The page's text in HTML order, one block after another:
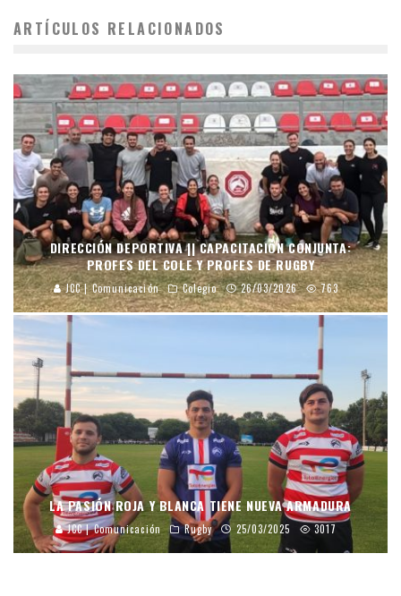
ARTÍCULOS RELACIONADOS
DIRECCIÓN DEPORTIVA || CAPACITACIÓN CONJUNTA:
PROFES DEL COLE Y PROFES DE RUGBY
JCC | Comunicación Colegio 26/03/2026 763
LA PASIÓN ROJA Y BLANCA TIENE NUEVA ARMADURA
JCC | Comunicación Rugby 25/03/2025 3017